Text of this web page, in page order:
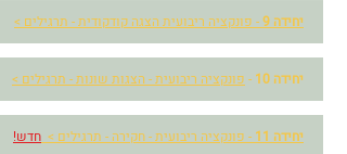
יחידה 9 - פונקציה ריבועית הצגה קודקודית - תרגילים >
יחידה 10 - פונקציה ריבועית - הצגות שונות - תרגילים >
יחידה 11 - פונקציה ריבועית - חקירה - תרגילים > חדש!